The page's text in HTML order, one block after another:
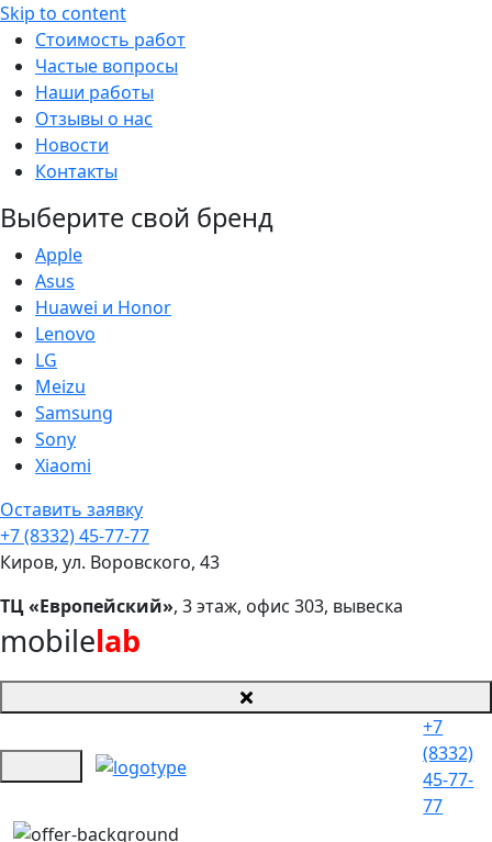
Skip to content
Стоимость работ
Частые вопросы
Наши работы
Отзывы о нас
Новости
Контакты
Выберите свой бренд
Apple
Asus
Huawei и Honor
Lenovo
LG
Meizu
Samsung
Sony
Xiaomi
Оставить заявку
+7 (8332) 45-77-77
Киров, ул. Воровского, 43
ТЦ «Европейский», 3 этаж, офис 303, вывеска
mobilelab
+7
(8332)
45-77-
77